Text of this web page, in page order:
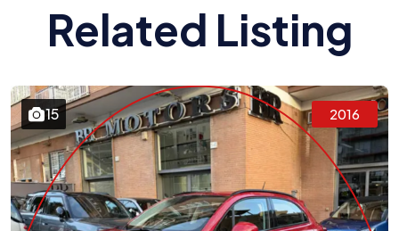
Related Listing
15 2016